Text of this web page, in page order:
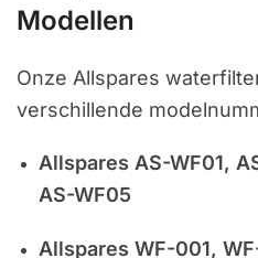
Modellen
Onze Allspares
verschillende
Allspares AS-WF01,
AS-WF05
Allspares WF-001,